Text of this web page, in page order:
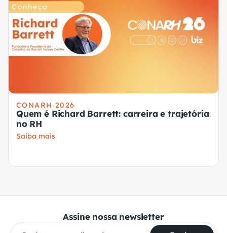
CONARH 2026
Quem é Richard Barrett: carreira e trajetória
no RH
Saiba mais
Assine nossa newsletter